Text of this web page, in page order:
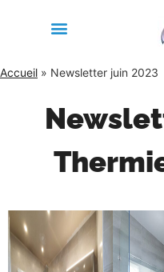
Accueil » Newsletter juin 2023